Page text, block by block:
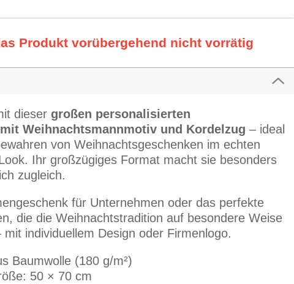
Produkt vorübergehend nicht vorrätig
dieser großen personalisierten
Weihnachtsmannmotiv und Kordelzug – ideal
von Weihnachtsgeschenken im echten
Ihr großzügiges Format macht sie besonders
zugleich.
für Unternehmen oder das perfekte
die die Weihnachtstradition auf besondere Weise
individuellem Design oder Firmenlogo.
Baumwolle (180 g/m²)
50 × 70 cm